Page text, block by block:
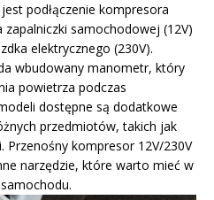
podłączenie kompresora
samochodowej (12V)
elektrycznego (230V).
wbudowany manometr, który
powietrza podczas
dostępne są dodatkowe
przedmiotów, takich jak
Przenośny kompresor 12V/230V
narzędzie, które warto mieć w